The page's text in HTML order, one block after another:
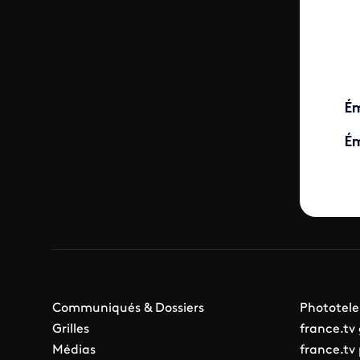
Communiqués & Dossiers
Grilles
Médias
Phototele
france.tv
france.tv